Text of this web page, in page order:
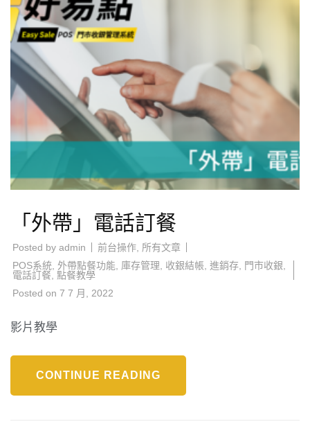
「外帶」電話訂餐
Posted by admin 前台操作, 所有文章
POS系統, 外帶點餐功能, 庫存管理, 收銀結帳, 進銷存, 門市收銀,
電話訂餐, 點餐教學
Posted on 7 7 月, 2022
影片教學
CONTINUE READING